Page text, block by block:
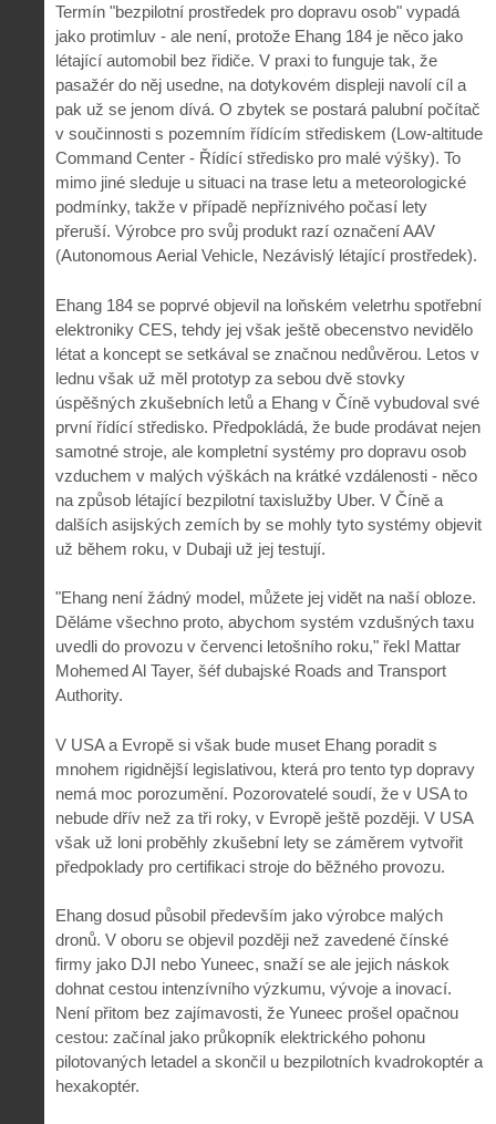
Termín "bezpilotní prostředek pro dopravu osob" vypadá
jako protimluv - ale není, protože Ehang 184 je něco jako
létající automobil bez řidiče. V praxi to funguje tak, že
pasažér do něj usedne, na dotykovém displeji navolí cíl a
pak už se jenom dívá. O zbytek se postará palubní počítač
v součinnosti s pozemním řídícím střediskem (Low-altitude
Command Center - Řídící středisko pro malé výšky). To
mimo jiné sleduje u situaci na trase letu a meteorologické
podmínky, takže v případě nepříznivého počasí lety
přeruší. Výrobce pro svůj produkt razí označení AAV
(Autonomous Aerial Vehicle, Nezávislý létající prostředek).
Ehang 184 se poprvé objevil na loňském veletrhu spotřební
elektroniky CES, tehdy jej však ještě obecenstvo nevidělo
létat a koncept se setkával se značnou nedůvěrou. Letos v
lednu však už měl prototyp za sebou dvě stovky
úspěšných zkušebních letů a Ehang v Číně vybudoval své
první řídící středisko. Předpokládá, že bude prodávat nejen
samotné stroje, ale kompletní systémy pro dopravu osob
vzduchem v malých výškách na krátké vzdálenosti - něco
na způsob létající bezpilotní taxislužby Uber. V Číně a
dalších asijských zemích by se mohly tyto systémy objevit
už během roku, v Dubaji už jej testují.
"Ehang není žádný model, můžete jej vidět na naší obloze.
Děláme všechno proto, abychom systém vzdušných taxu
uvedli do provozu v červenci letošního roku," řekl Mattar
Mohemed Al Tayer, šéf dubajské Roads and Transport
Authority.
V USA a Evropě si však bude muset Ehang poradit s
mnohem rigidnější legislativou, která pro tento typ dopravy
nemá moc porozumění. Pozorovatelé soudí, že v USA to
nebude dřív než za tři roky, v Evropě ještě později. V USA
však už loni proběhly zkušební lety se záměrem vytvořit
předpoklady pro certifikaci stroje do běžného provozu.
Ehang dosud působil především jako výrobce malých
dronů. V oboru se objevil později než zavedené čínské
firmy jako DJI nebo Yuneec, snaží se ale jejich náskok
dohnat cestou intenzívního výzkumu, vývoje a inovací.
Není přitom bez zajímavosti, že Yuneec prošel opačnou
cestou: začínal jako průkopník elektrického pohonu
pilotovaných letadel a skončil u bezpilotních kvadrokoptér a
hexakoptér.